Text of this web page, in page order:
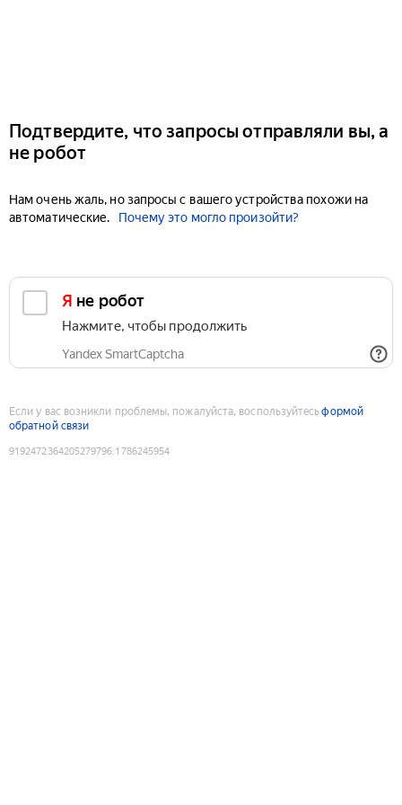
Подтвердите, что запросы отправляли вы, а
не робот
Нам очень жаль, но запросы с вашего устройства похожи на
автоматические.
Почему это могло произойти?
Я не робот
Нажмите, чтобы продолжить
Yandex SmartCaptcha
Если у вас возникли проблемы, пожалуйста, воспользуйтесьформой
обратной связи
9192472364205279796:1786245954